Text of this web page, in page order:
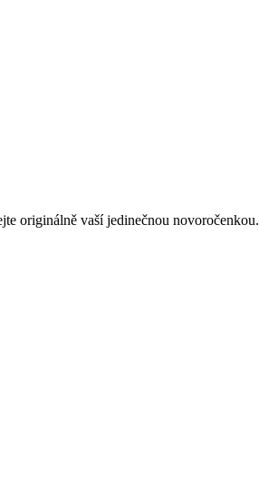
originálně vaší jedinečnou novoročenkou.